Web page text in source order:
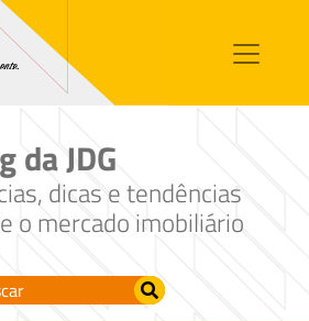
da JDG
dicas e tendências
o mercado imobiliário